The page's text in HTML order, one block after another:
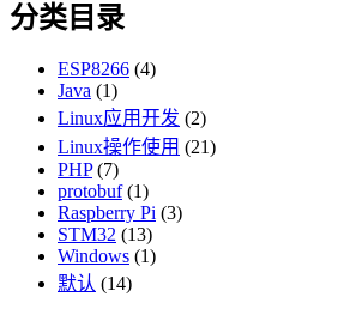
分类目录
ESP8266 (4)
Java (1)
Linux应用开发 (2)
Linux操作使用 (21)
PHP(7)
protobuf(1)
Raspberry Pi (3)
STM32 (13)
Windows (1)
默认 (14)